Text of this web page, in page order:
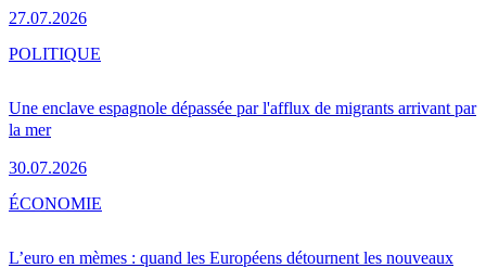
27.07.2026
Une enclave espagnole dépassée par l'afflux de migrants arrivant par
la mer
30.07.2026
POLITIQUE
L’euro en mèmes : quand les Européens détournent les nouveaux
ÉCONOMIE